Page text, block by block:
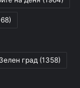
Зелен град (1358)